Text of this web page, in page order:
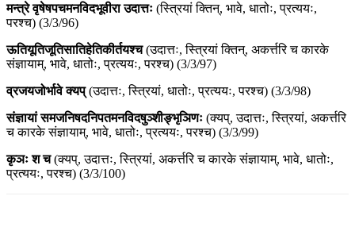
मन्त्रे वृषेषपचमनविदभूवीरा उदात्तः (स्त्रियां क्तिन्, भावे, धातोः, प्रत्ययः,
परश्च) (3/3/96)
ऊतियूतिजूतिसातिहेतिकीर्तयश्च(उदात्तः, स्त्रियां क्तिन्, अकर्त्तरि च कारके
संज्ञायाम्, भावे, धातोः, प्रत्ययः, परश्च) (3/3/97)
व्रजयजोर्भावे क्यप्(उदात्तः, स्त्रियां, धातोः, प्रत्ययः, परश्च) (3/3/98)
संज्ञायां समजनिषदनिपतमनविदषुञ्शीङ्भृञिणः (क्यप्, उदात्तः, स्त्रियां, अकर्त्तरि
च कारके संज्ञायाम्, भावे, धातोः, प्रत्ययः, परश्च) (3/3/99)
कृञः श च(क्यप्, उदात्तः, स्त्रियां, अकर्त्तरि च कारके संज्ञायाम्, भावे, धातोः,
प्रत्ययः, परश्च) (3/3/100)